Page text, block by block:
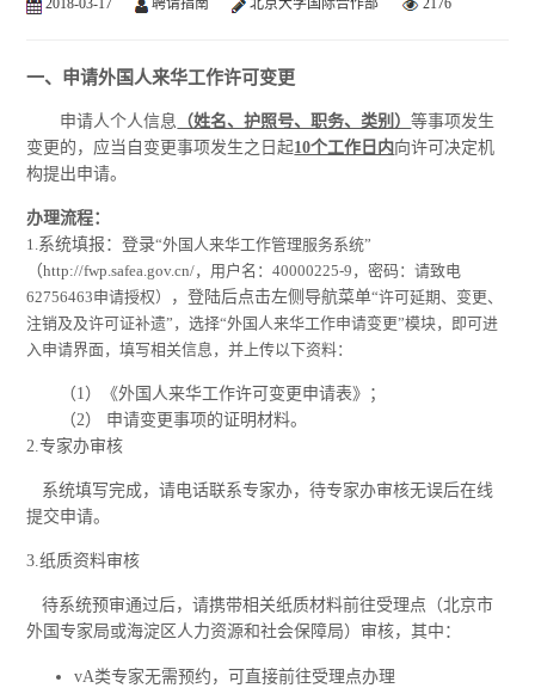
2018-03-17 聘请指南 北京大学国际合作部 2176
一、申请外国人来华工作许可变更
申请人个人信息 （姓名、护照号、职务、类别）等事项发生
变更的，应当自变更事项发生之日起10个工作日内向许可决定机
构提出申请。
办理流程：
1.系统填报：登录“外国人来华工作管理服务系统”
（http://fwp.safea.gov.cn/，用户名：40000225-9，密码：请致电
62756463申请授权）
，登陆后点击左侧导航菜单“许可延期、变更、
注销及及许可证补遗”，选择“外国人来华工作申请变更”模块，即可进
入申请界面，填写相关信息，并上传以下资料：
（1）《外国人来华工作许可变更申请表》；
（2） 申请变更事项的证明材料。
2.专家办审核
系统填写完成，请电话联系专家办，待专家办审核无误后在线
提交申请。
3.纸质资料审核
待系统预审通过后，请携带相关纸质材料前往受理点（北京市
外国专家局或海淀区人力资源和社会保障局）审核，其中：
vA类专家无需预约，可直接前往受理点办理